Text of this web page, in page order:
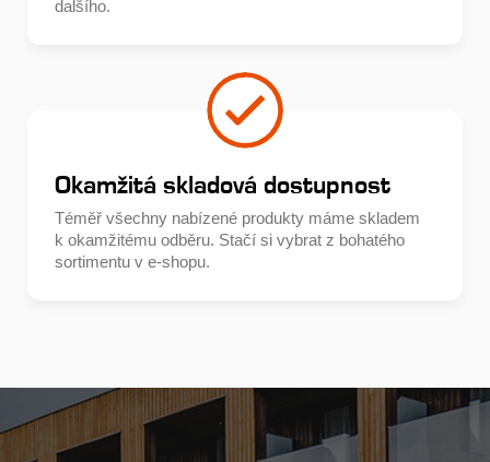
dalšího.
Okamžitá skladová dostupnost
Téměř všechny nabízené produkty máme skladem
k okamžitému odběru. Stačí si vybrat z bohatého
sortimentu v e-shopu.